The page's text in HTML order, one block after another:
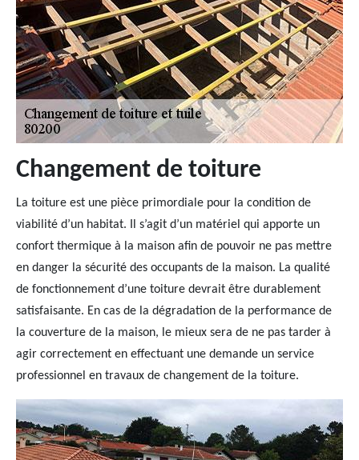
Changement de toiture
La toiture est une pièce primordiale pour la condition de
viabilité d’un habitat. Il s’agit d’un matériel qui apporte un
confort thermique à la maison afin de pouvoir ne pas mettre
en danger la sécurité des occupants de la maison. La qualité
de fonctionnement d’une toiture devrait être durablement
satisfaisante. En cas de la dégradation de la performance de
la couverture de la maison, le mieux sera de ne pas tarder à
agir correctement en effectuant une demande un service
professionnel en travaux de changement de la toiture.